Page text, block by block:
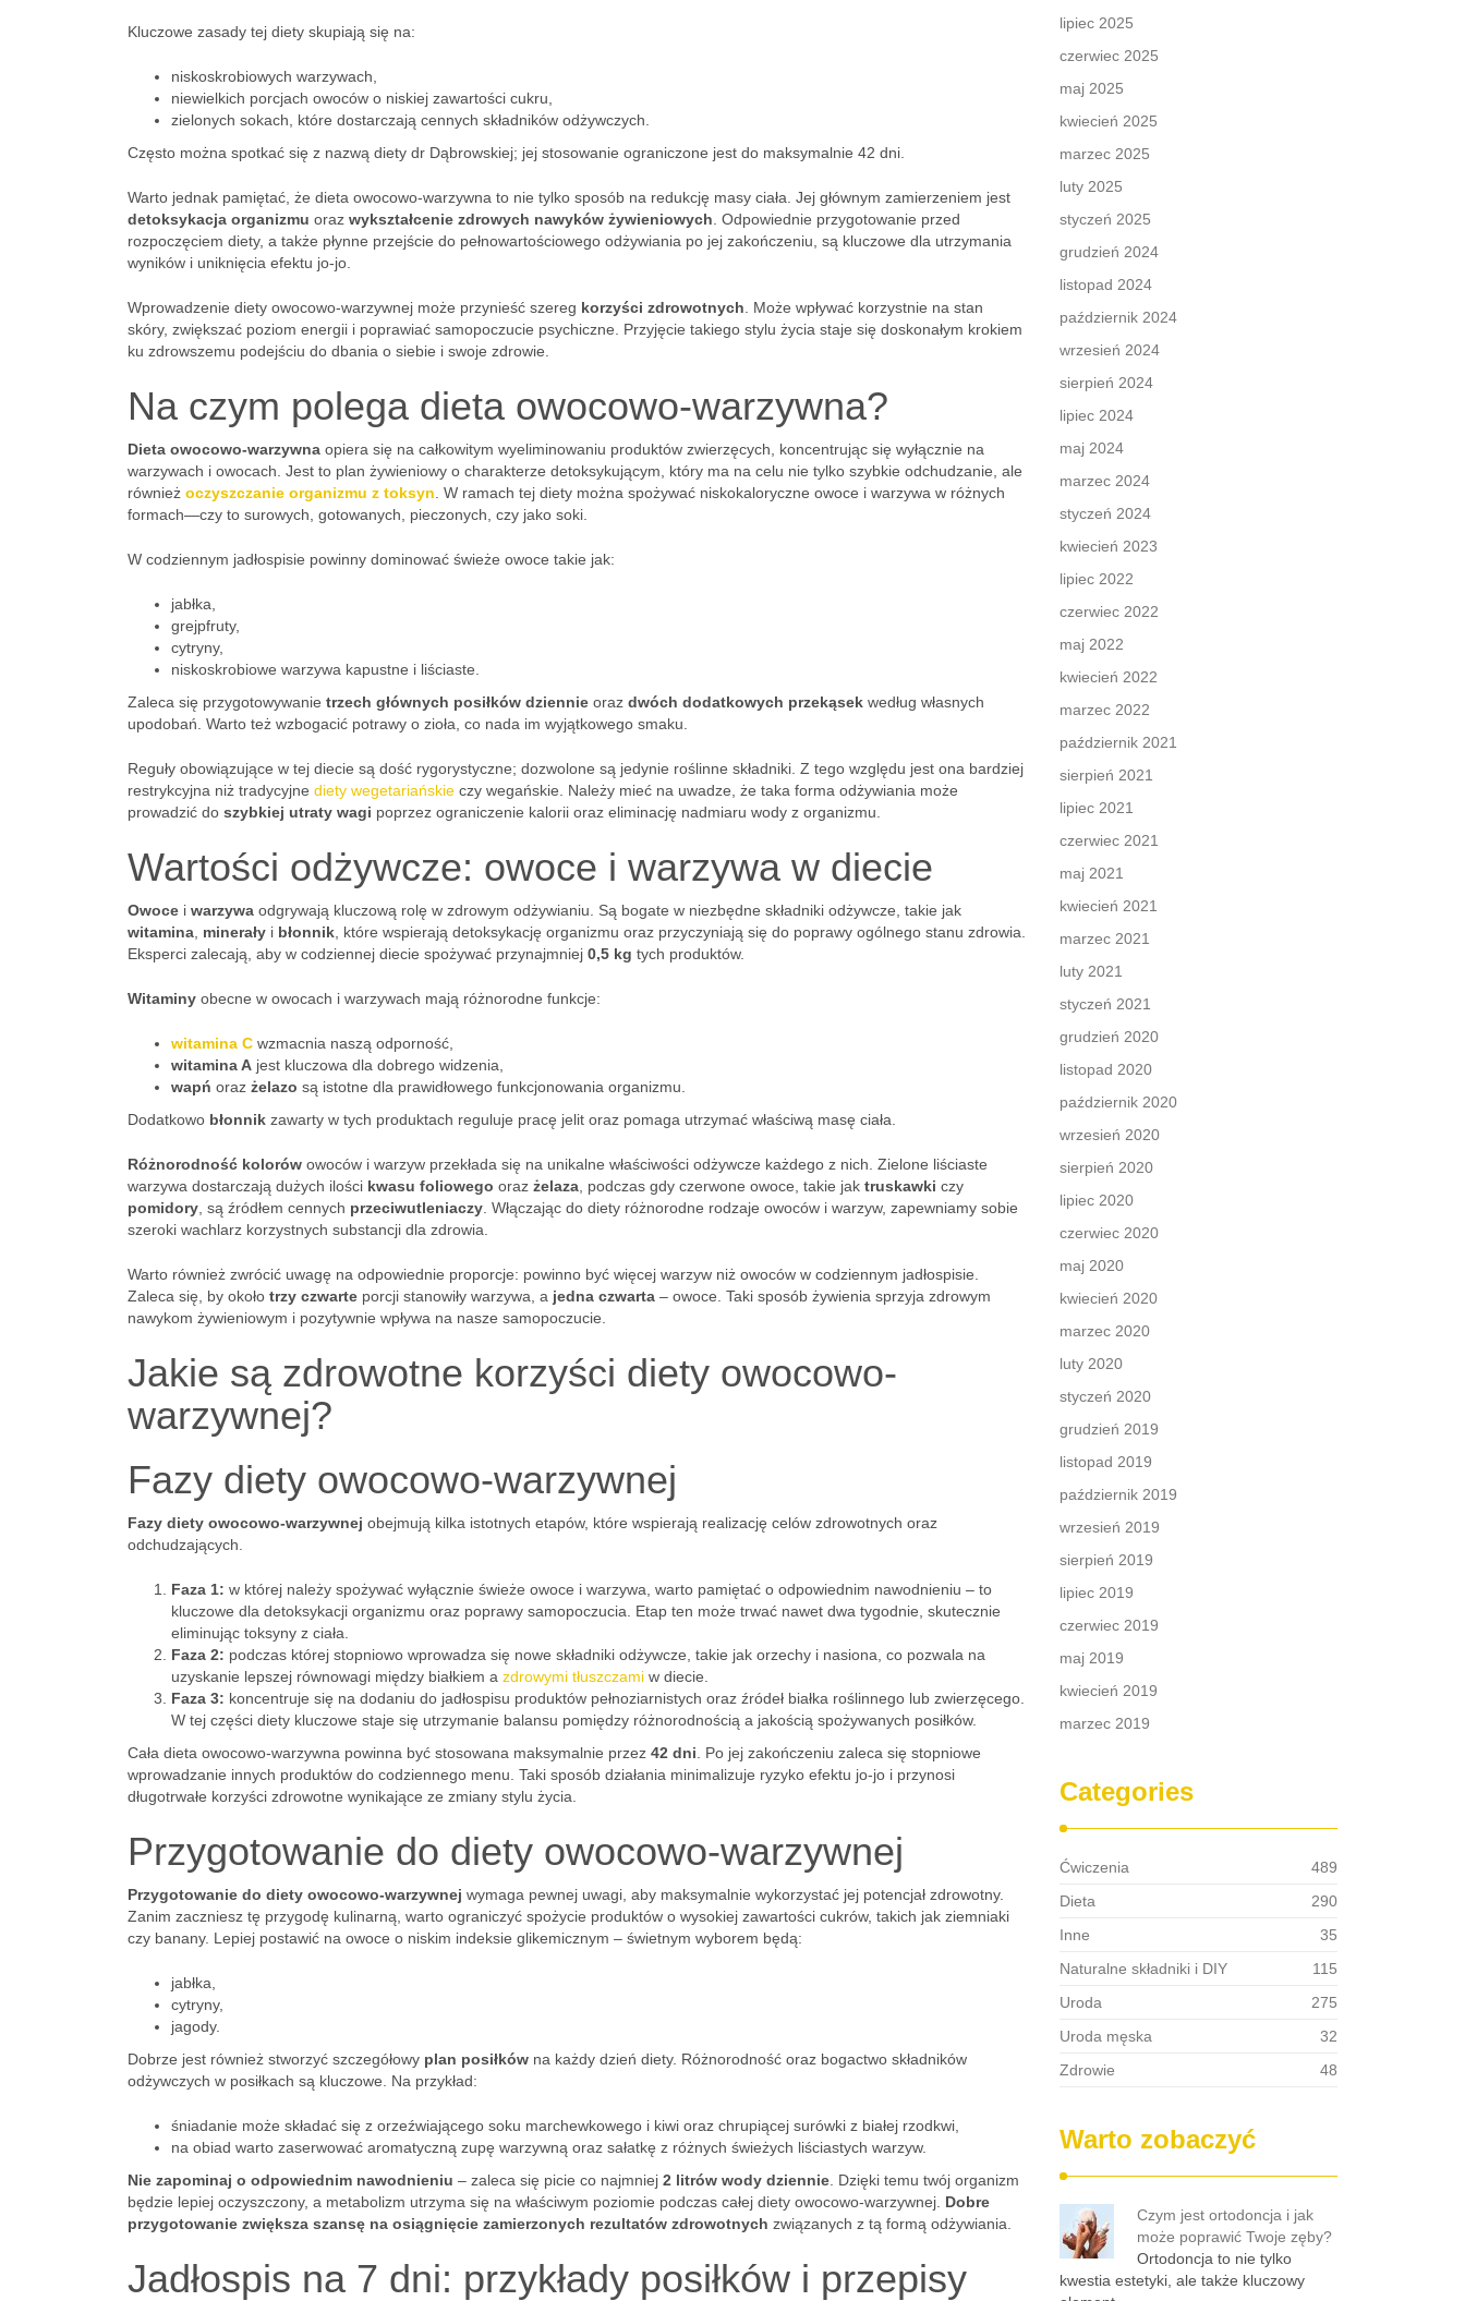
Kluczowe zasady tej diety skupiają się na:
niskoskrobiowych warzywach,
niewielkich porcjach owoców o niskiej zawartości cukru,
zielonych sokach, które dostarczają cennych składników odżywczych.
Często można spotkać się z nazwą diety dr Dąbrowskiej; jej stosowanie ograniczone jest do maksymalnie 42 dni.
Warto jednak pamiętać, że dieta owocowo-warzywna to nie tylko sposób na redukcję masy ciała. Jej głównym zamierzeniem jest
detoksykacja organizmu oraz wykształcenie zdrowych nawyków żywieniowych . Odpowiednie przygotowanie przed
rozpoczęciem diety, a także płynne przejście do pełnowartościowego odżywiania po jej zakończeniu, są kluczowe dla utrzymania
wyników i uniknięcia efektu jo-jo.
Wprowadzenie diety owocowo-warzywnej może przynieść szereg korzyści zdrowotnych . Może wpływać korzystnie na stan
skóry, zwiększać poziom energii i poprawiać samopoczucie psychiczne. Przyjęcie takiego stylu życia staje się doskonałym krokiem
ku zdrowszemu podejściu do dbania o siebie i swoje zdrowie.
Na czym polega dieta owocowo-warzywna?
Dieta owocowo-warzywna opiera się na całkowitym wyeliminowaniu produktów zwierzęcych, koncentrując się wyłącznie na
warzywach i owocach. Jest to plan żywieniowy o charakterze detoksykującym, który ma na celu nie tylko szybkie odchudzanie, ale
również oczyszczanie organizmu z toksyn . W ramach tej diety można spożywać niskokaloryczne owoce i warzywa w różnych
formach—czy to surowych, gotowanych, pieczonych, czy jako soki.
W codziennym jadłospisie powinny dominować świeże owoce takie jak:
jabłka,
grejpfruty,
cytryny,
niskoskrobiowe warzywa kapustne i liściaste.
Zaleca się przygotowywanie trzech głównych posiłków dziennie oraz dwóch dodatkowych przekąsek według własnych
upodobań. Warto też wzbogacić potrawy o zioła, co nada im wyjątkowego smaku.
Reguły obowiązujące w tej diecie są dość rygorystyczne; dozwolone są jedynie roślinne składniki. Z tego względu jest ona bardziej
restrykcyjna niż tradycyjne diety wegetariańskie czy wegańskie. Należy mieć na uwadze, że taka forma odżywiania może
prowadzić do szybkiej utraty wagi poprzez ograniczenie kalorii oraz eliminację nadmiaru wody z organizmu.
Wartości odżywcze: owoce i warzywa w diecie
Owoce i warzywa odgrywają kluczową rolę w zdrowym odżywianiu. Są bogate w niezbędne składniki odżywcze, takie jak
witamina minerały i błonnik , które wspierają detoksykację organizmu oraz przyczyniają się do poprawy ogólnego stanu zdrowia.
Eksperci zalecają, aby w codziennej diecie spożywać przynajmniej 0,5 kg tych produktów.
Witaminy obecne w owocach i warzywach mają różnorodne funkcje:
witamina C wzmacnia naszą odporność,
witamina A jest kluczowa dla dobrego widzenia,
wapń oraz żelazo są istotne dla prawidłowego funkcjonowania organizmu.
Dodatkowo błonnik zawarty w tych produktach reguluje pracę jelit oraz pomaga utrzymać właściwą masę ciała.
Różnorodność kolorów owoców i warzyw przekłada się na unikalne właściwości odżywcze każdego z nich. Zielone liściaste
warzywa dostarczają dużych ilości kwasu foliowego oraz żelaza , podczas gdy czerwone owoce, takie jak truskawki czy
pomidory , są źródłem cennych przeciwutleniaczy . Włączając do diety różnorodne rodzaje owoców i warzyw, zapewniamy sobie
szeroki wachlarz korzystnych substancji dla zdrowia.
Warto również zwrócić uwagę na odpowiednie proporcje: powinno być więcej warzyw niż owoców w codziennym jadłospisie.
Zaleca się, by około trzy czwarte porcji stanowiły warzywa, a jedna czwarta – owoce. Taki sposób żywienia sprzyja zdrowym
nawykom żywieniowym i pozytywnie wpływa na nasze samopoczucie.
Jakie są zdrowotne korzyści diety owocowo-
warzywnej?
Fazy diety owocowo-warzywnej
Fazy diety owocowo-warzywnej obejmują kilka istotnych etapów, które wspierają realizację celów zdrowotnych oraz
odchudzających.
Faza 1: w której należy spożywać wyłącznie świeże owoce i warzywa, warto pamiętać o odpowiednim nawodnieniu – to
kluczowe dla detoksykacji organizmu oraz poprawy samopoczucia. Etap ten może trwać nawet dwa tygodnie, skutecznie
eliminując toksyny z ciała.
Faza 2: podczas której stopniowo wprowadza się nowe składniki odżywcze, takie jak orzechy i nasiona, co pozwala na
uzyskanie lepszej równowagi między białkiem a zdrowymi tłuszczami w diecie.
Faza 3: koncentruje się na dodaniu do jadłospisu produktów pełnoziarnistych oraz źródeł białka roślinnego lub zwierzęcego.
W tej części diety kluczowe staje się utrzymanie balansu pomiędzy różnorodnością a jakością spożywanych posiłków.
Cała dieta owocowo-warzywna powinna być stosowana maksymalnie przez 42 dni . Po jej zakończeniu zaleca się stopniowe
wprowadzanie innych produktów do codziennego menu. Taki sposób działania minimalizuje ryzyko efektu jo-jo i przynosi
długotrwałe korzyści zdrowotne wynikające ze zmiany stylu życia.
Przygotowanie do diety owocowo-warzywnej
Przygotowanie do diety owocowo-warzywnej wymaga pewnej uwagi, aby maksymalnie wykorzystać jej potencjał zdrowotny.
Zanim zaczniesz tę przygodę kulinarną, warto ograniczyć spożycie produktów o wysokiej zawartości cukrów, takich jak ziemniaki
czy banany. Lepiej postawić na owoce o niskim indeksie glikemicznym – świetnym wyborem będą:
jabłka,
cytryny,
jagody.
Dobrze jest również stworzyć szczegółowy plan posiłków na każdy dzień diety. Różnorodność oraz bogactwo składników
odżywczych w posiłkach są kluczowe. Na przykład:
śniadanie może składać się z orzeźwiającego soku marchewkowego i kiwi oraz chrupiącej surówki z białej rzodkwi,
na obiad warto zaserwować aromatyczną zupę warzywną oraz sałatkę z różnych świeżych liściastych warzyw.
Nie zapominaj o odpowiednim nawodnieniu – zaleca się picie co najmniej 2 litrów wody dziennie . Dzięki temu twój organizm
będzie lepiej oczyszczony, a metabolizm utrzyma się na właściwym poziomie podczas całej diety owocowo-warzywnej. Dobre
przygotowanie zwiększa szansę na osiągnięcie zamierzonych rezultatów zdrowotnych związanych z tą formą odżywiania.
Jadłospis na 7 dni: przykłady posiłków i przepisy
lipiec 2025
czerwiec 2025
maj 2025
kwiecień 2025
marzec 2025
luty 2025
styczeń 2025
grudzień 2024
listopad 2024
październik 2024
wrzesień 2024
sierpień 2024
lipiec 2024
maj 2024
marzec 2024
styczeń 2024
kwiecień 2023
lipiec 2022
czerwiec 2022
maj 2022
kwiecień 2022
marzec 2022
październik 2021
sierpień 2021
lipiec 2021
czerwiec 2021
maj 2021
kwiecień 2021
marzec 2021
luty 2021
styczeń 2021
grudzień 2020
listopad 2020
październik 2020
wrzesień 2020
sierpień 2020
lipiec 2020
czerwiec 2020
maj 2020
kwiecień 2020
marzec 2020
luty 2020
styczeń 2020
grudzień 2019
listopad 2019
październik 2019
wrzesień 2019
sierpień 2019
lipiec 2019
czerwiec 2019
maj 2019
kwiecień 2019
marzec 2019
Categories
Ćwiczenia
489
Dieta
290
Inne
35
Naturalne składniki i DIY
115
Uroda
275
Uroda męska
32
Zdrowie
48
Warto zobaczyć
Czym jest ortodoncja i jak
może poprawić Twoje zęby?
Ortodoncja to nie tylko
kwestia estetyki, ale także kluczowy